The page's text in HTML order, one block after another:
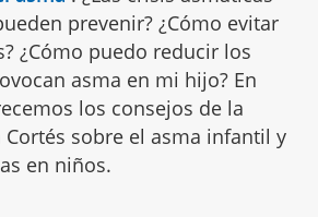
prevenir? ¿Cómo evitar
¿Cómo puedo reducir los
asma en mi hijo? En
los consejos de la
sobre el asma infantil y
en niños.